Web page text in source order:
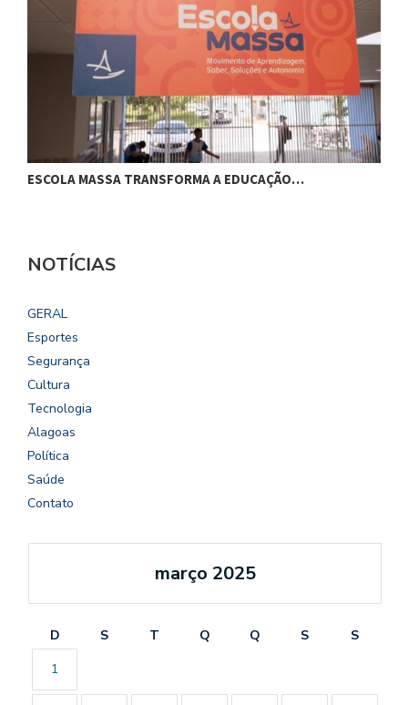
ESCOLA MASSA TRANSFORMA A EDUCAÇÃO…
NOTÍCIAS
GERAL
Esportes
Segurança
Cultura
Tecnologia
Alagoas
Política
Saúde
Contato
março 2025
D S T Q Q S
S
1